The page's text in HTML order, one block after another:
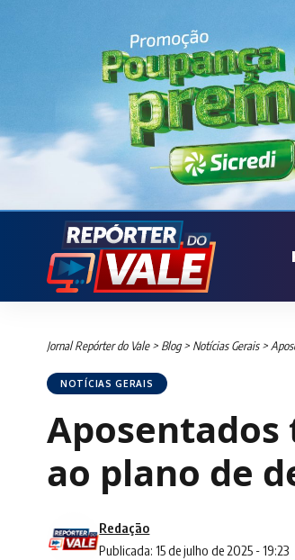
Jornal Repórter do Vale> Blog> Notícias Gerais>
NOTÍCIAS GERAIS
ao plano de
Publicada: 15 de julho de 2025 - 19:23
Redação